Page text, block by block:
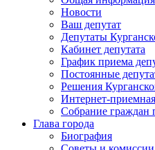
Новости
Ваш депутат
Депутаты
Кабинет депутата
График приема
Постоянные
Решения
Интернет-приемная
Собрание граждан
Глава города
Биография